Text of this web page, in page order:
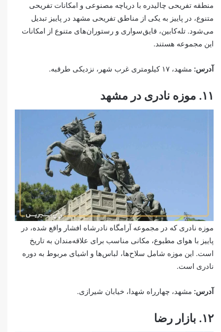
منطقه تفریحی چالیدره با دریاچه مصنوعی و امکانات تفریحی
متنوع، در پاییز به یکی از مناطق تفریحی مشهد در پاییز تبدیل
می‌شود. تله‌کابین، قایق‌سواری و رستوران‌های متنوع از امکانات
این مجموعه هستند.
آدرس: مشهد، ۱۷ کیلومتری غرب شهر، نزدیکی طرقبه.
۱۱. موزه نادری در مشهد
موزه نادری که در مجموعه آرامگاه نادرشاه افشار واقع شده، در
پاییز با هوای مطبوع، مکانی مناسب برای علاقه‌مندان به تاریخ
است. این موزه شامل سلاح‌ها، لباس‌ها و اشیای مربوط به دوره
نادری است.
آدرس: مشهد، چهارراه شهدا، خیابان شیرازی.
۱۲. بازار رضا